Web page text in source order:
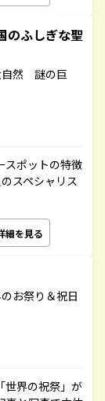
ふしぎな聖
然 謎の巨
スポットの特徴
スペシャリス
細を見る
お祭り＆祝日
世界の祝祭」が